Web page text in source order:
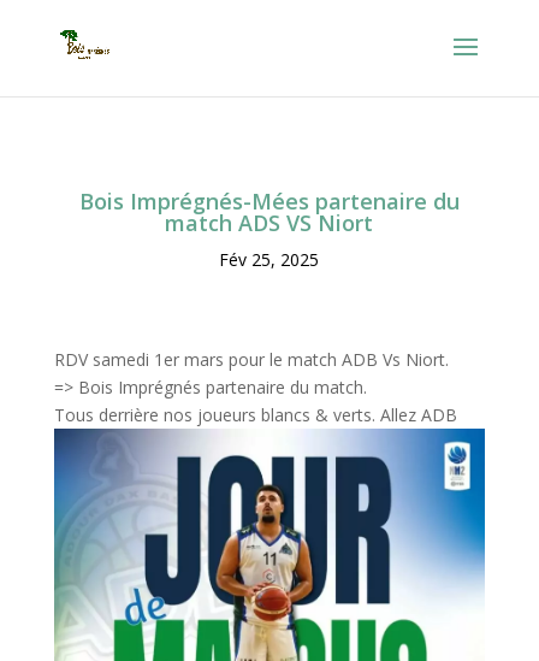
Bois Imprégnés-Mées partenaire du
match ADS VS Niort
Fév 25, 2025
RDV samedi 1er mars pour le match ADB Vs Niort.
=> Bois Imprégnés partenaire du match.
Tous derrière nos joueurs blancs & verts. Allez ADB